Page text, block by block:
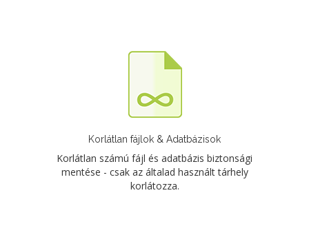
Korlátlan fájlok & Adatbázisok
Korlátlan számú fájl és adatbázis biztonsági
mentése - csak az általad használt tárhely
korlátozza.